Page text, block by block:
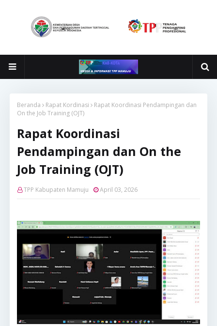
Beranda Rapat Kordinasi
Rapat Koordinasi Pendampingan dan
On the Job Training (OJT)
Rapat Koordinasi
Pendampingan dan On the
Job Training (OJT)
TPP Kabupaten Mamuju April 03, 2026